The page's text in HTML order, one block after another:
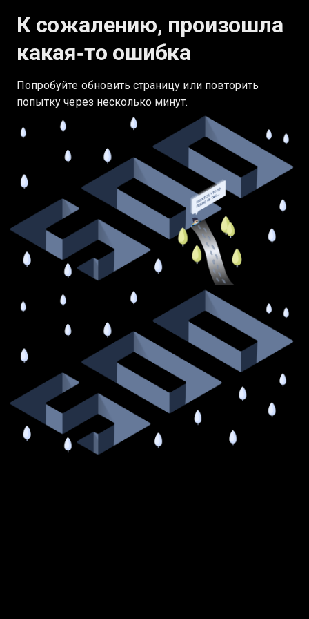
К сожалению, произошла
какая‑то ошибка
Попробуйте обновить страницу или повторить
попытку через несколько минут.